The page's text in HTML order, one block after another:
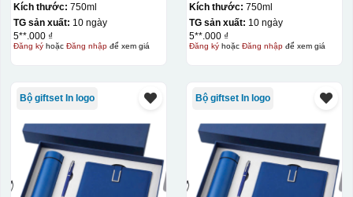
Kích thước: 750ml
TG sản xuất: 10 ngày
5**.000 ₫
Đăng kýhoặc Đăng nhậpđể xem giá
Kích thước: 750ml
TG sản xuất: 10 ngày
5**.000 ₫
Đăng kýhoặc Đăng nhậpđể xem giá
Bộ giftset In logo Bộ giftset In logo